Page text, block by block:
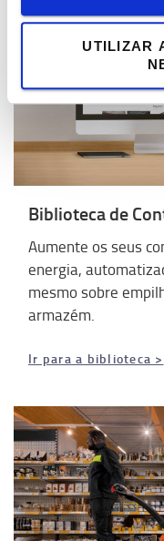
UTILIZAR
Biblioteca de
Aumente os seus
energia,
mesmo sobre
armazém.
Ir para a biblioteca >